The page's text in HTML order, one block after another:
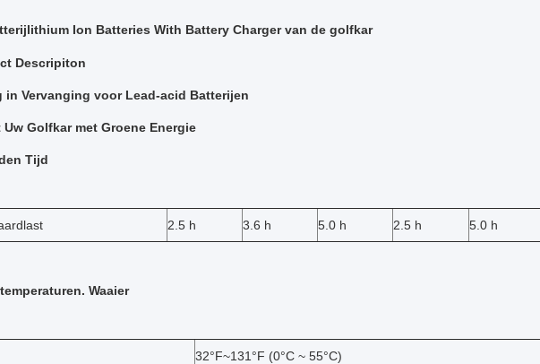
Ion Batteries With Battery Charger van de golfkar
Descripiton
in Vervanging voor Lead-acid Batterijen
Uw Golfkar met Groene Energie
Tijd
2.5 h 3.6 h 5.0 h 2.5 h 5.0 h
Waaier
32°F~131°F (0°C ~ 55°C)